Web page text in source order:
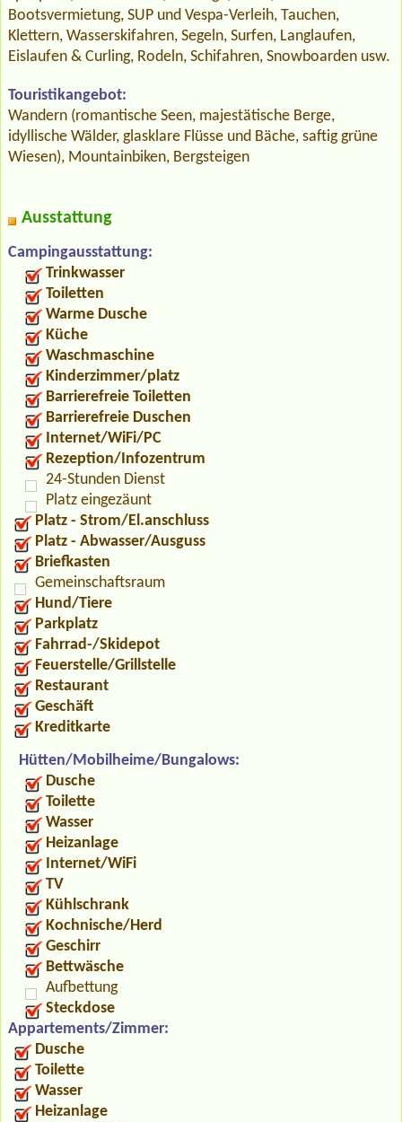
Bootsvermietung, SUP und Vespa-Verleih, Tauchen,
Klettern, Wasserskifahren, Segeln, Surfen, Langlaufen,
Eislaufen & Curling, Rodeln, Schifahren, Snowboarden usw.
Touristikangebot:
Wandern (romantische Seen, majestätische Berge,
idyllische Wälder, glasklare Flüsse und Bäche, saftig grüne
Wiesen), Mountainbiken, Bergsteigen
Ausstattung
Campingausstattung:
Trinkwasser
Toiletten
Warme Dusche
Küche
Waschmaschine
Kinderzimmer/platz
Barrierefreie Toiletten
Barrierefreie Duschen
Internet/WiFi/PC
Rezeption/Infozentrum
24-Stunden Dienst
Platz eingezäunt
Platz - Strom/El.anschluss
Platz - Abwasser/Ausguss
Briefkasten
Gemeinschaftsraum
Hund/Tiere
Parkplatz
Fahrrad-/Skidepot
Feuerstelle/Grillstelle
Restaurant
Geschäft
Kreditkarte
Hütten/Mobilheime/Bungalows:
Dusche
Toilette
Wasser
Heizanlage
Internet/WiFi
TV
Kühlschrank
Kochnische/Herd
Geschirr
Bettwäsche
Aufbettung
Steckdose
Appartements/Zimmer:
Dusche
Toilette
Wasser
Heizanlage